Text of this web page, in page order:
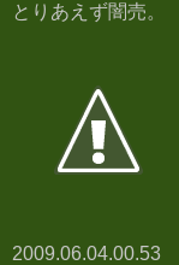
とりあえず闇売。
2009.06.04.00.53